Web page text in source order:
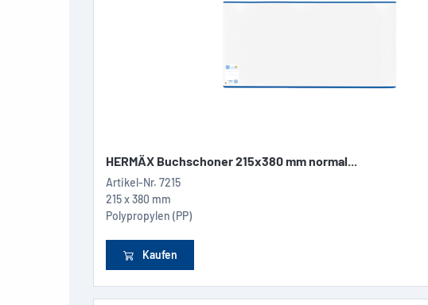
HERMÄX Buchschoner 215x380 mm normal...
Artikel-Nr. 7215
215 x 380 mm
Polypropylen (PP)
Kaufen